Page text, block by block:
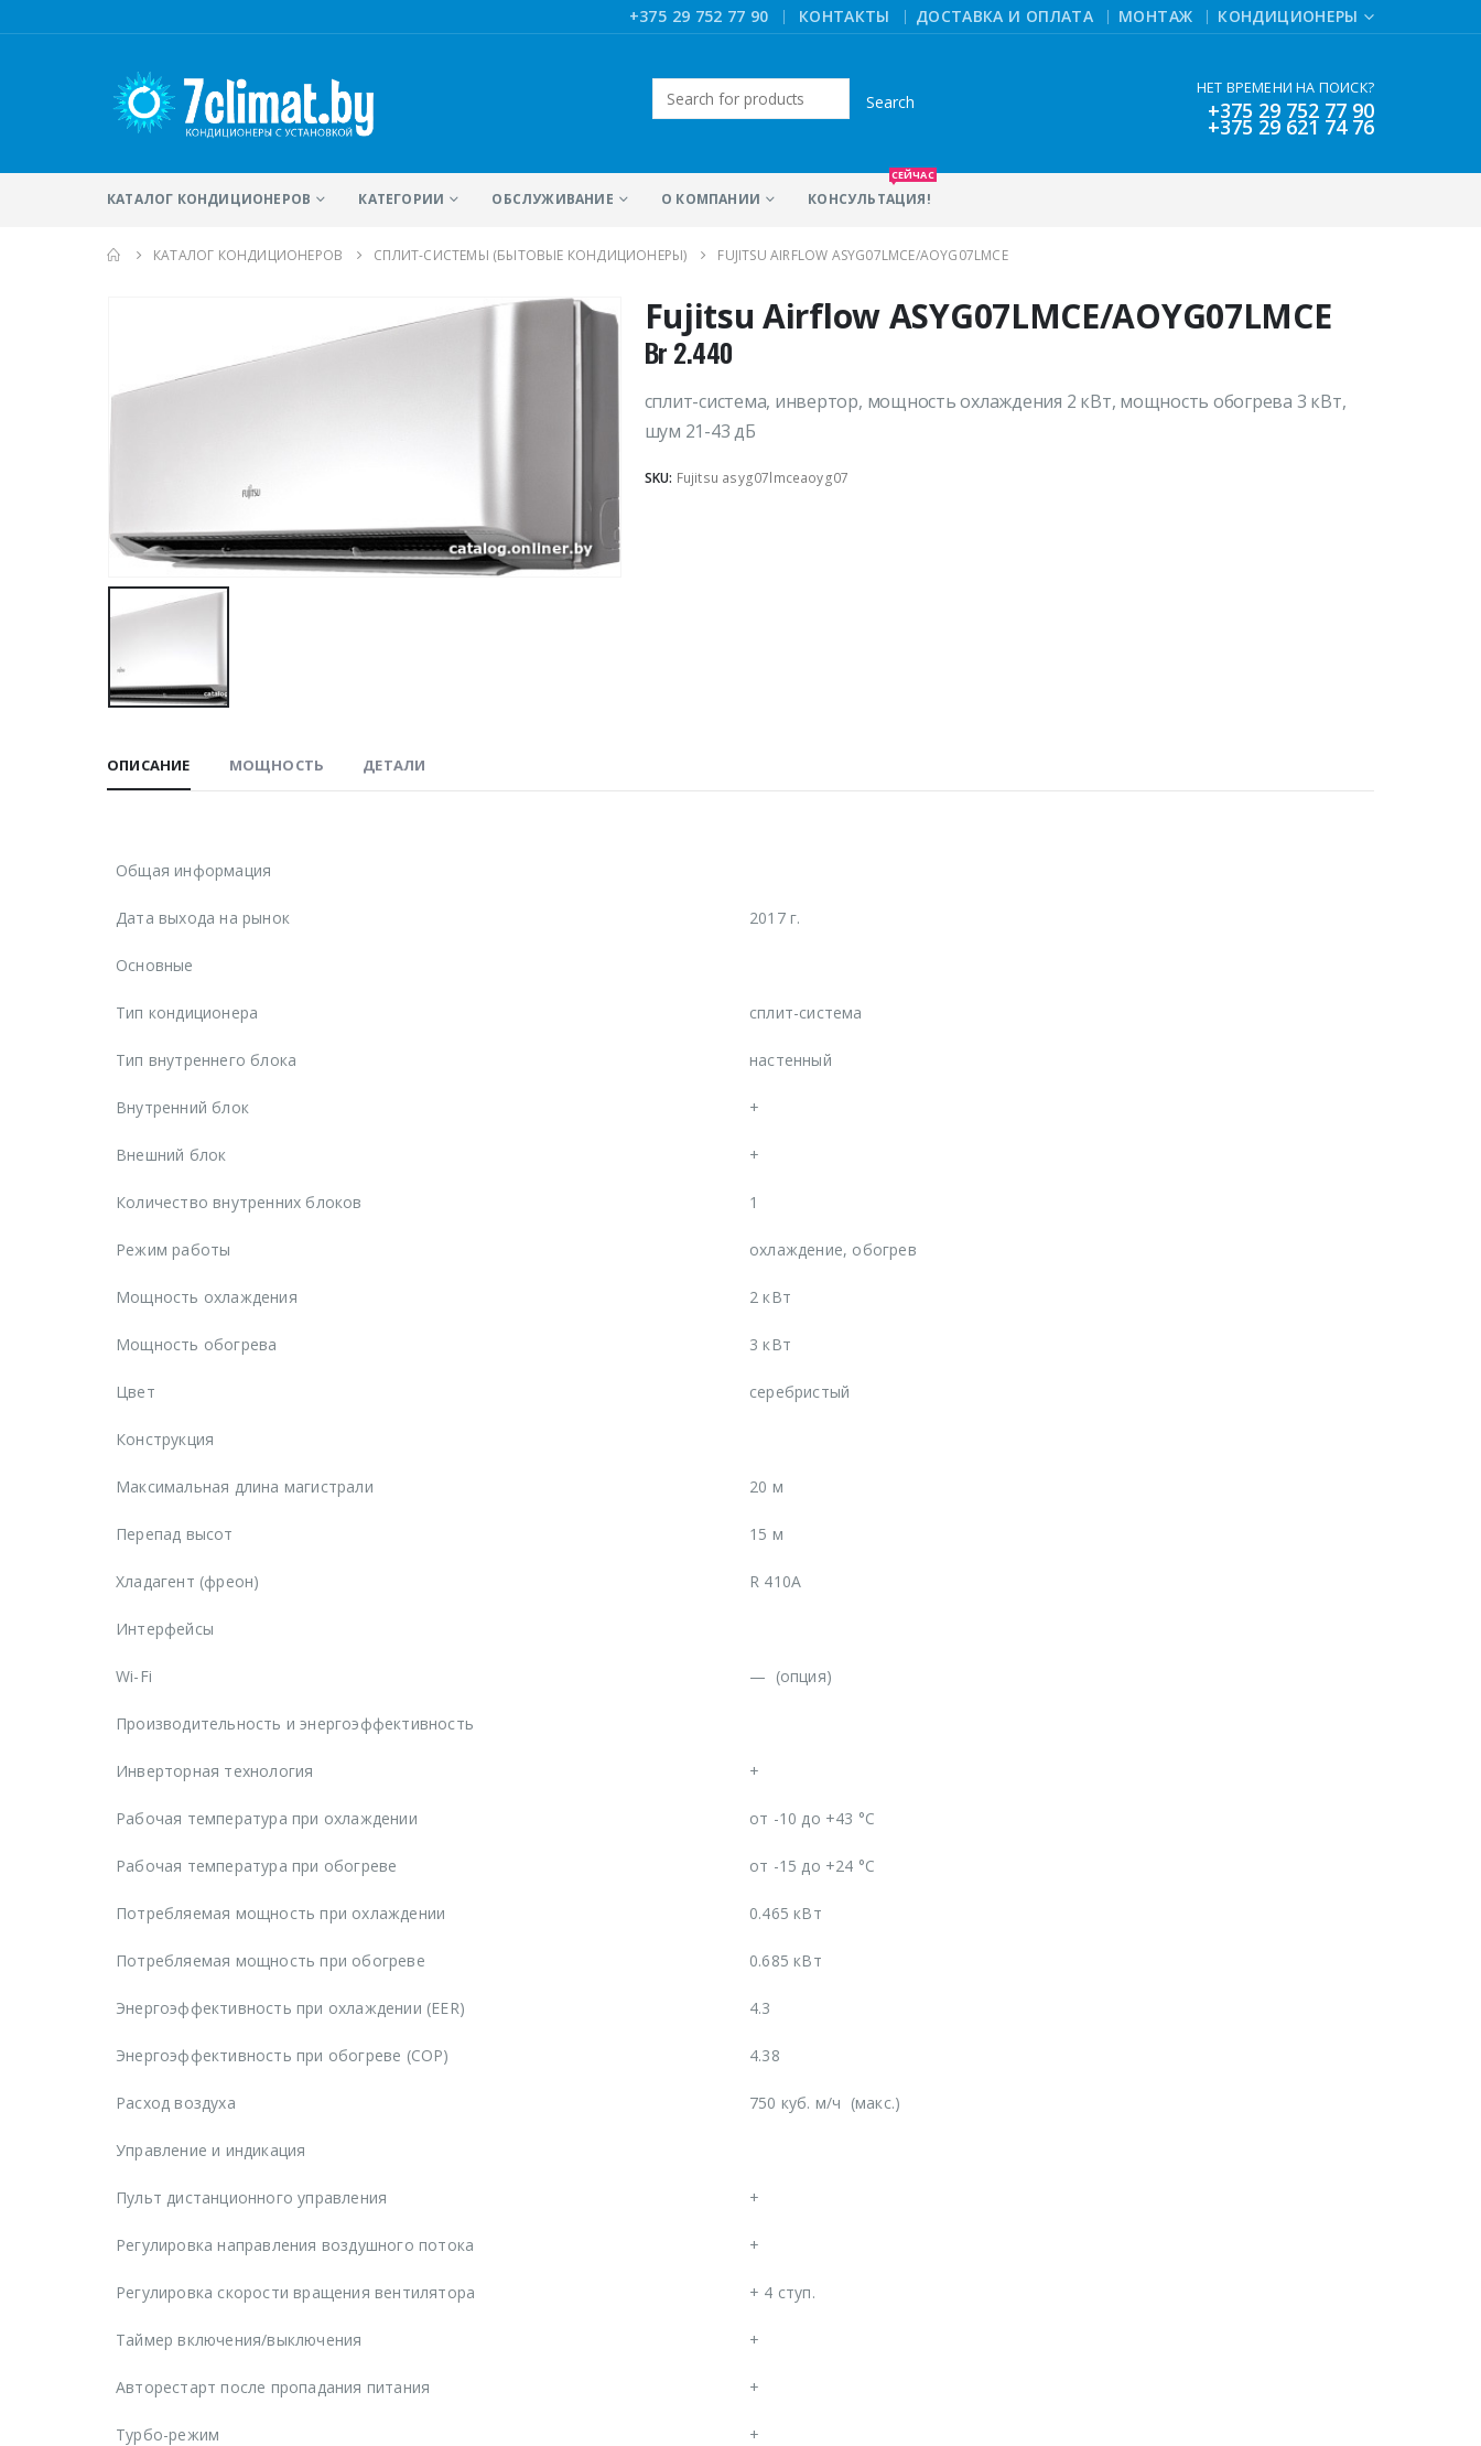
+375 29 752 77 90 | КОНТАКТЫ ДОСТАВКА И ОПЛАТА МОНТАЖ КОНДИЦИОНЕРЫ
Искать: НЕТ ВРЕМЕНИ НА ПОИСК?
+375 29 752 77 90
+375 29 621 74 76
КАТАЛОГ КОНДИЦИОНЕРОВ КАТЕГОРИИ ОБСЛУЖИВАНИЕ О КОМПАНИИ КОНСУЛЬТАЦИЯ!
СЕЙЧАС
КАТАЛОГ КОНДИЦИОНЕРОВ CПЛИТ-СИСТЕМЫ (БЫТОВЫЕ КОНДИЦИОНЕРЫ) FUJITSU AIRFLOW ASYG07LMCE/AOYG07LMCE
Fujitsu Airflow ASYG07LMCE/AOYG07LMCE
Br2.440
сплит-система, инвертор, мощность охлаждения 2 кВт, мощность обогрева 3 кВт,
шум 21-43 дБ
SKU: Fujitsu asyg07lmceaoyg07
ОПИСАНИЕ МОЩНОСТЬ ДЕТАЛИ
Общая информация
Дата выхода на рынок 2017 г.
Основные
Тип кондиционера сплит-система
Тип внутреннего блока настенный
Внутренний блок +
Внешний блок +
Количество внутренних блоков 1
Режим работы охлаждение, обогрев
Мощность охлаждения 2 кВт
Мощность обогрева 3 кВт
Цвет серебристый
Конструкция
Максимальная длина магистрали 20 м
Перепад высот 15 м
Хладагент (фреон) R 410A
Интерфейсы
Wi-Fi — (опция)
Производительность и энергоэффективность
Инверторная технология +
Рабочая температура при охлаждении от -10 до +43 °C
Рабочая температура при обогреве от -15 до +24 °C
Потребляемая мощность при охлаждении 0.465 кВт
Потребляемая мощность при обогреве 0.685 кВт
Энергоэффективность при охлаждении (EER) 4.3
Энергоэффективность при обогреве (COP) 4.38
Расход воздуха 750 куб. м/ч (макс.)
Управление и индикация
Пульт дистанционного управления +
Регулировка направления воздушного потока +
Регулировка скорости вращения вентилятора + 4 ступ.
Таймер включения/выключения +
Авторестарт после пропадания питания +
Турбо-режим +